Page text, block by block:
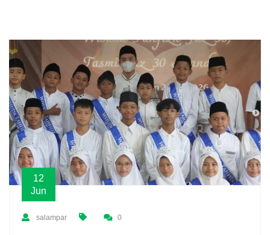
12
Jun
salampar 0